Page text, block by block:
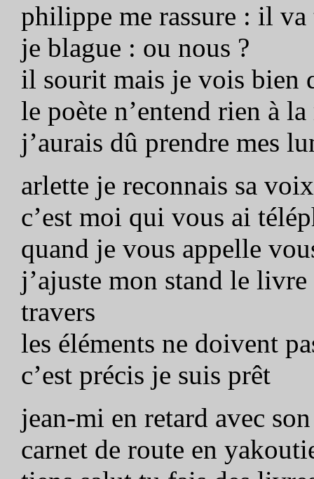
philippe me rassure : il va
je blague : ou nous ?
il sourit mais je vois bien
le poète n’entend rien à
j’aurais dû prendre mes
arlette je reconnais sa voix
c’est moi qui vous ai
quand je vous appelle
j’ajuste mon stand le
travers
les éléments ne doivent
c’est précis je suis prêt
jean-mi en retard avec
carnet de route en